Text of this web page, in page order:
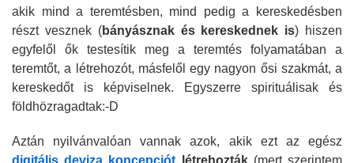
akik mind a teremtésben, mind pedig a kereskedésben
részt vesznek (bányásznak és kereskednek is) hiszen
egyfelől ők testesítik meg a teremtés folyamatában a
teremtőt, a létrehozót, másfelől egy nagyon ősi szakmát, a
kereskedőt is képviselnek. Egyszerre spirituálisak és
földhözragadtak:-D
Aztán nyilvánvalóan vannak azok, akik ezt az egész
digitális deviza koncepciót létrehozták(mert szerintem